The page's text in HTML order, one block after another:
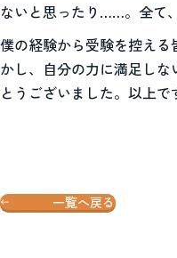
ないと思ったり……。全て
僕の経験から受験を控え
かし、自分の力に満足し
とうございました。以上で
一覧へ戻る